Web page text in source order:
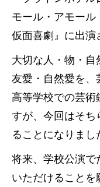
モール・アモー
仮面喜劇』に出演
大切な人・物・自
友愛・自然愛を、
高等学校での芸術
すが、今回はそち
ることになりまし
将来、学校公演で
いただけることを